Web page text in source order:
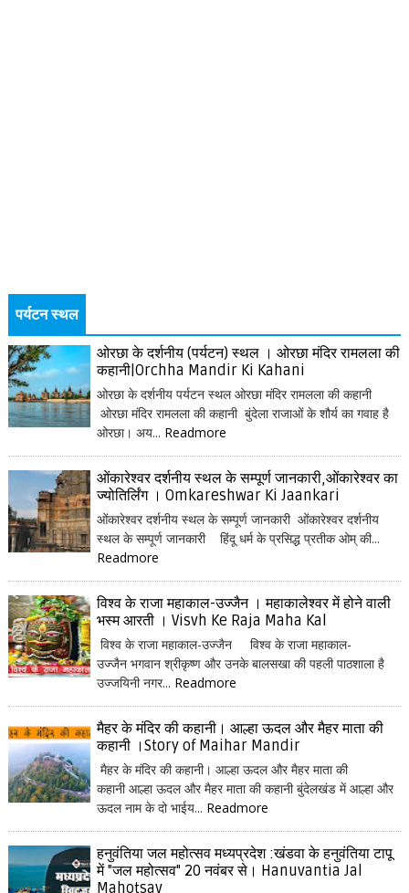
पर्यटन स्थल
ओरछा के दर्शनीय (पर्यटन) स्थल । ओरछा मंदिर रामलला की
कहानी|Orchha Mandir Ki Kahani
ओरछा के दर्शनीय पर्यटन स्थल ओरछा मंदिर रामलला की कहानी
ओरछा मंदिर रामलला की कहानी बुंदेला राजाओं के शौर्य का गवाह है
ओरछा। अय... Readmore
ओंकारेश्वर दर्शनीय स्थल के सम्पूर्ण जानकारी,ओंकारेश्वर का
ज्योतिर्लिंग । Omkareshwar Ki Jaankari
ओंकारेश्वर दर्शनीय स्थल के सम्पूर्ण जानकारी ओंकारेश्वर दर्शनीय
स्थल के सम्पूर्ण जानकारी हिंदू धर्म के प्रसिद्ध प्रतीक ओम् की...
Readmore
विश्व के राजा महाकाल-उज्जैन । महाकालेश्वर में होने वाली
भस्म आरती । Visvh Ke Raja Maha Kal
विश्व के राजा महाकाल-उज्जैन विश्व के राजा महाकाल-
उज्जैन भगवान श्रीकृष्ण और उनके बालसखा की पहली पाठशाला है
उज्जयिनी नगर... Readmore
मैहर के मंदिर की कहानी। आल्हा ऊदल और मैहर माता की
कहानी ।Story of Maihar Mandir
मैहर के मंदिर की कहानी। आल्हा ऊदल और मैहर माता की
कहानी आल्हा ऊदल और मैहर माता की कहानी बुंदेलखंड में आल्हा और
ऊदल नाम के दो भाईय... Readmore
हनुवंतिया जल महोत्सव मध्यप्रदेश :खंडवा के हनुवंतिया टापू
में "जल महोत्सव" 20 नवंबर से। Hanuvantia Jal
Mahotsav